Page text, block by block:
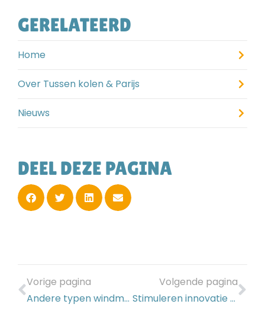
GERELATEERD
Home
Over Tussen kolen & Parijs
Nieuws
DEEL DEZE PAGINA
Vorige pagina
Andere typen windmolens
Volgende pagina
Stimuleren innovatie andere vormen van windenergie